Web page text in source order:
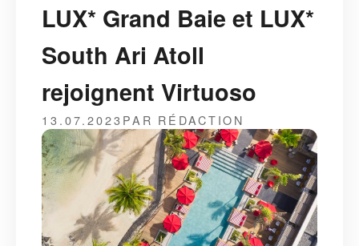
LUX* Grand Baie et LUX*
South Ari Atoll
rejoignent Virtuoso
13.07.2023PAR RÉDACTION